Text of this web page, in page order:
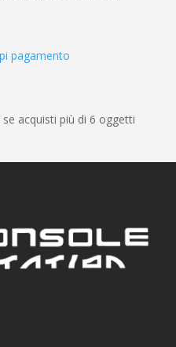
pagamento
acquisti più di 6 oggetti